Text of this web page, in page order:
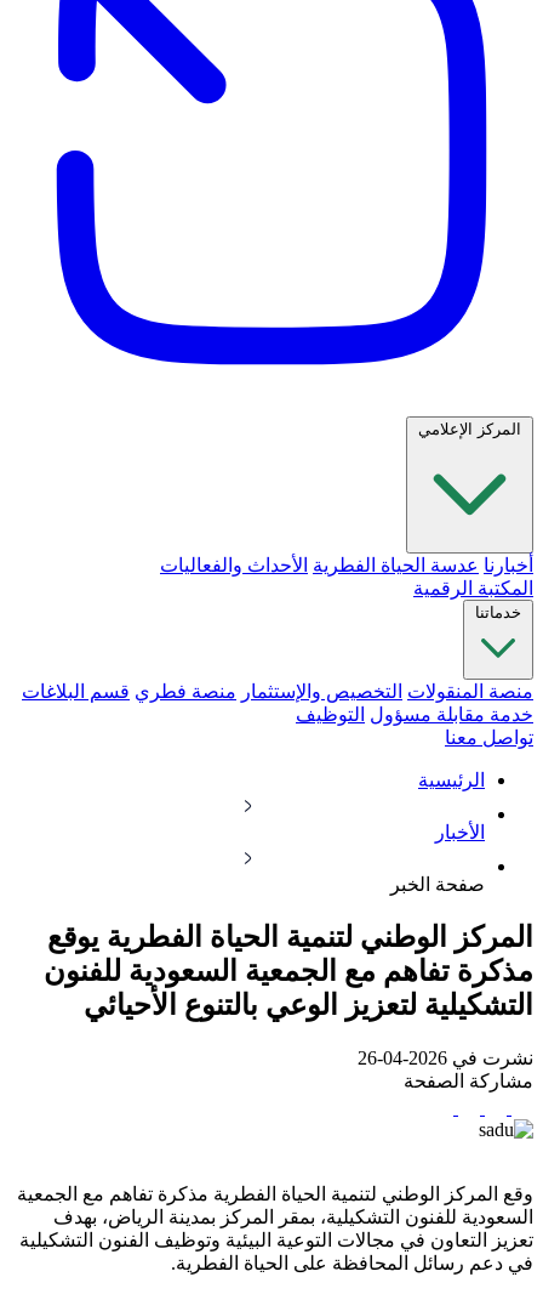
المركز الإعلامي
أخبارنا عدسة الحياة الفطرية الأحداث والفعاليات
المكتبة الرقمية
خدماتنا
منصة المنقولات التخصيص والإستثمار منصة فطري قسم البلاغات
خدمة مقابلة مسؤول التوظيف
تواصل معنا
الرئيسية
الأخبار
صفحة الخبر
المركز الوطني لتنمية الحياة الفطرية يوقع
مذكرة تفاهم مع الجمعية السعودية للفنون
التشكيلية لتعزيز الوعي بالتنوع الأحيائي
نشرت في 2026-04-26
مشاركة الصفحة
وقع المركز الوطني لتنمية الحياة الفطرية مذكرة تفاهم مع الجمعية
السعودية للفنون التشكيلية، بمقر المركز بمدينة الرياض، بهدف
تعزيز التعاون في مجالات التوعية البيئية وتوظيف الفنون التشكيلية
في دعم رسائل المحافظة على الحياة الفطرية.